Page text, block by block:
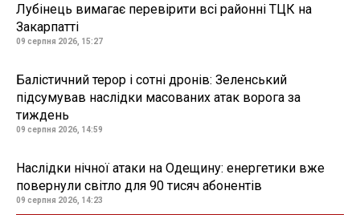
Лубінець вимагає перевірити всі районні ТЦК на
Закарпатті
09 серпня 2026, 15:27
Балістичний терор і сотні дронів: Зеленський
підсумував наслідки масованих атак ворога за
тиждень
09 серпня 2026, 14:59
Наслідки нічної атаки на Одещину: енергетики вже
повернули світло для 90 тисяч абонентів
09 серпня 2026, 14:23